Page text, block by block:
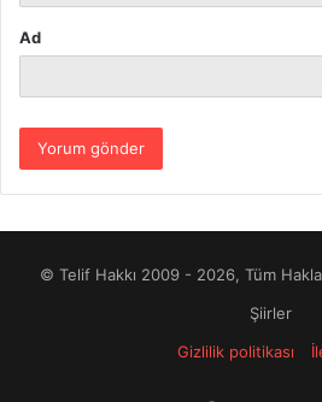
Ad
© Telif Hakkı 2009 - 2026, Tüm
Şiirler
Gizlilik politikası